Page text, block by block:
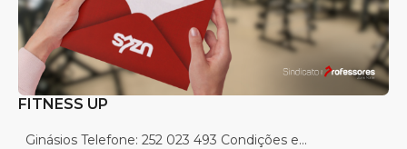
FITNESS UP
Ginásios Telefone: 252 023 493 Condições e...